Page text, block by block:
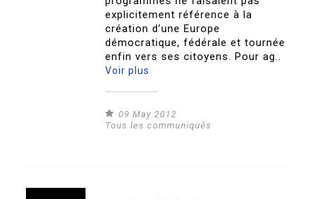
explicitement référence à la
création d’une Europe
démocratique, fédérale et tournée
enfin vers ses citoyens. Pour ag..
Voir plus
09 May 2012
Tous les communiqués